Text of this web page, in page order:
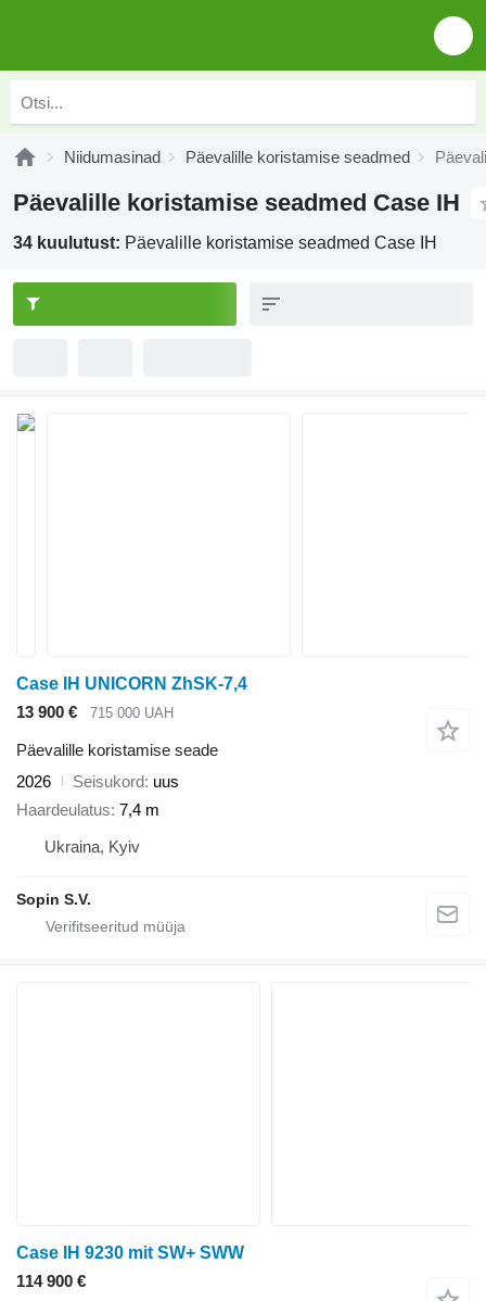
Niidumasinad Päevalille koristamise seadmed
Päevalille koristamise seadmed Case IH
34 kuulutust: Päevalille koristamise seadmed Case IH
Case IH UNICORN ZhSK-7,4
13 900 €
715 000 UAH
Päevalille koristamise seade
2026
Seisukord uus
Haardeulatus 7,4 m
Ukraina, Kyiv
Sopin S.V.
Case IH 9230 mit SW+ SWW
114 900 €